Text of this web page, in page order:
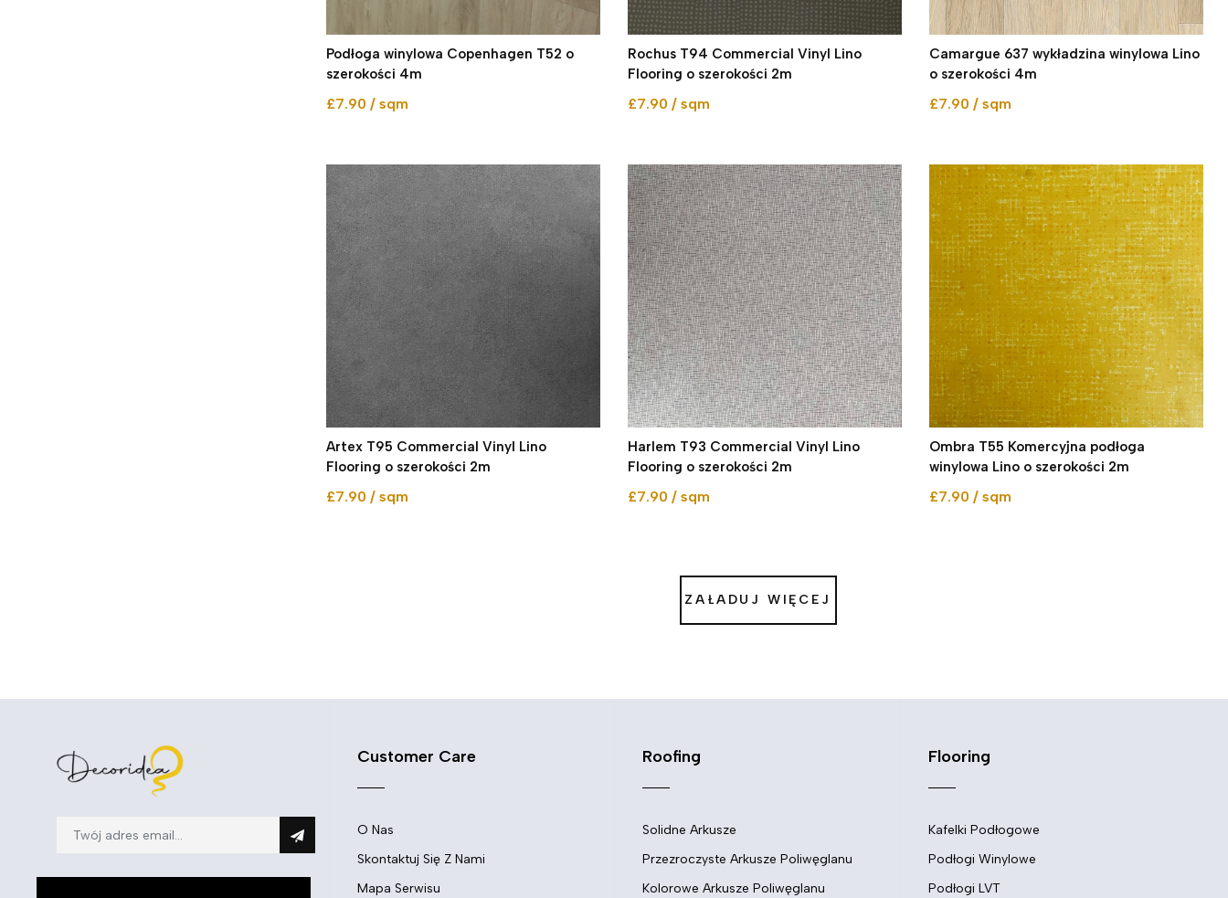
Podłoga winylowa Copenhagen T52 o
szerokości 4m
£7.90 / sqm
Rochus T94 Commercial Vinyl Lino
Flooring o szerokości 2m
£7.90 / sqm
Camargue 637 wykładzina winylowa Lino
o szerokości 4m
£7.90 / sqm
Artex T95 Commercial Vinyl Lino
Flooring o szerokości 2m
£7.90 / sqm
Harlem T93 Commercial Vinyl Lino
Flooring o szerokości 2m
£7.90 / sqm
Ombra T55 Komercyjna podłoga
winylowa Lino o szerokości 2m
£7.90 / sqm
ZAŁADUJ WIĘCEJ
Customer Care
O Nas
Skontaktuj Się Z Nami
Mapa Serwisu
Roofing
Solidne Arkusze
Przezroczyste Arkusze Poliwęglanu
Kolorowe Arkusze Poliwęglanu
Flooring
Kafelki Podłogowe
Podłogi Winylowe
Podłogi LVT